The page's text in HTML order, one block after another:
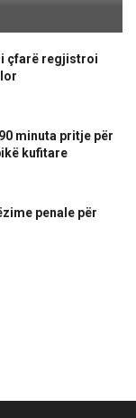
çfarë regjistroi
minuta pritje për
kufitare
penale për